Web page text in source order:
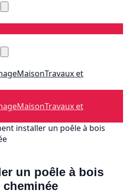
MaisonTravaux et
MaisonTravaux et
installer un poêle à bois
un poêle à bois